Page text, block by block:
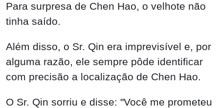
Para surpresa de Chen Hao, o velhote não
tinha saído.
Além disso, o Sr. Qin era imprevisível e, por
alguma razão, ele sempre pôde identificar
com precisão a localização de Chen Hao.
O Sr. Qin sorriu e disse: "Você me prometeu